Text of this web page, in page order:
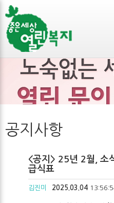
본문 바로가기
공지사항
<공지> 25년 2월, 소
급식표
김진미 2025.03.04